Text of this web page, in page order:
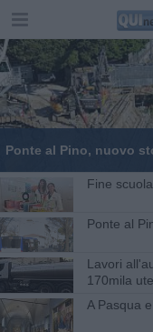
Ponte al Pino, nuovo
Fine
Ponte al
Lavori
170mila
A Pasqua